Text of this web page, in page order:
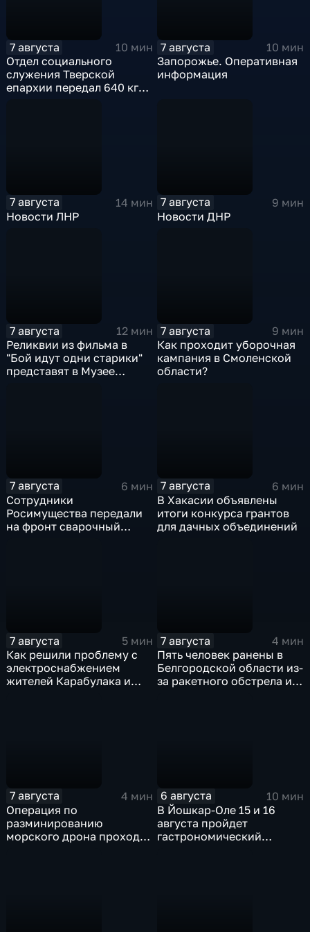
7 августа
10 мин
Отдел социального
служения Тверской
епархии передал 640 кг
7 августа
10 мин
Запорожье. Оперативная
информация
7 августа
14 мин
Новости ЛНР
7 августа
9 мин
Новости ДНР
7 августа
12 мин
Реликвии из фильма в
"Бой идут одни старики"
представят в Музее
7 августа
9 мин
Как проходит уборочная
кампания в Смоленской
области?
7 августа
6 мин
Сотрудники
Росимущества передали
на фронт сварочный
7 августа
6 мин
В Хакасии объявлены
итоги конкурса грантов
для дачных объединений
7 августа
5 мин
Как решили проблему с
электроснабжением
жителей Карабулака и
7 августа
4 мин
Пять человек ранены в
Белгородской области из-
за ракетного обстрела и
7 августа
4 мин
Операция по
разминированию
морского дрона проходит
6 августа
10 мин
В Йошкар-Оле 15 и 16
августа пройдет
гастрономический